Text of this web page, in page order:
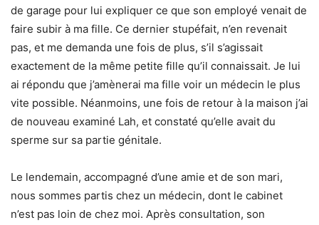
de garage pour lui expliquer ce que son employé venait de
faire subir à ma fille. Ce dernier stupéfait, n’en revenait
pas, et me demanda une fois de plus, s’il s’agissait
exactement de la même petite fille qu’il connaissait. Je lui
ai répondu que j’amènerai ma fille voir un médecin le plus
vite possible. Néanmoins, une fois de retour à la maison j’ai
de nouveau examiné Lah, et constaté qu’elle avait du
sperme sur sa partie génitale.
Le lendemain, accompagné d’une amie et de son mari,
nous sommes partis chez un médecin, dont le cabinet
n’est pas loin de chez moi. Après consultation, son